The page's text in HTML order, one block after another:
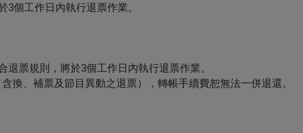
個工作日內執行退票作業。
票規則，將於3個工作日內執行退票作業。
、補票及節目異動之退票），轉帳手續費恕無法一併退還。